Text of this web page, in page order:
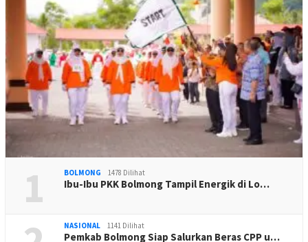
1 BOLMONG 1478 Dilihat
Ibu-Ibu PKK Bolmong Tampil Energik di Lo…
NASIONAL 1141 Dilihat
Pemkab Bolmong Siap Salurkan Beras CPP u…